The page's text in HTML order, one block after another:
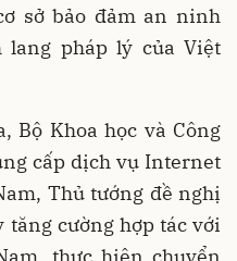
sở bảo đảm an ninh
lang pháp lý của Việt
Bộ Khoa học và Công
cấp dịch vụ Internet
Thủ tướng đề nghị
tăng cường hợp tác với